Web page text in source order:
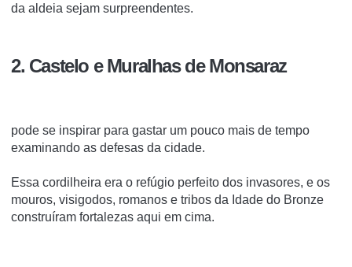
da aldeia sejam surpreendentes.
2. Castelo e Muralhas de Monsaraz
pode se inspirar para gastar um pouco mais de tempo
examinando as defesas da cidade.
Essa cordilheira era o refúgio perfeito dos invasores, e os
mouros, visigodos, romanos e tribos da Idade do Bronze
construíram fortalezas aqui em cima.